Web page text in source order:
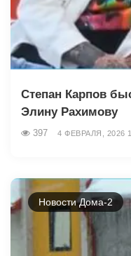
Степан Карпов
Элину Рахимову
397 4 ФЕВРАЛЯ, 2026
Новости Дома-2